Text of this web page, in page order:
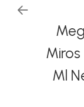
PROTECTIE |
POLISH |
LAVETE |
ACCESORII |
APARATURAMl